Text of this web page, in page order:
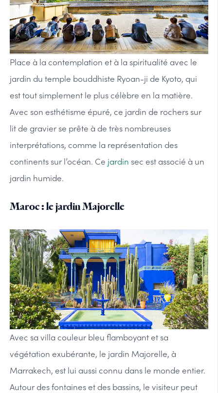
Place à la contemplation et à la spiritualité avec le
jardin du temple bouddhiste Ryoan-ji de Kyoto, qui
est tout simplement le plus célèbre en la matière.
Avec son esthétisme épuré, ce jardin de rochers sur
lit de gravier se prête à de très nombreuses
interprétations, comme la représentation des
continents sur l’océan. Ce jardin sec est associé à un
jardin humide.
Maroc : le jardin Majorelle
Avec sa villa couleur bleu flamboyant et sa
végétation exubérante, le jardin Majorelle, à
Marrakech, est lui aussi connu dans le monde entier.
Autour des fontaines et des bassins, le visiteur peut